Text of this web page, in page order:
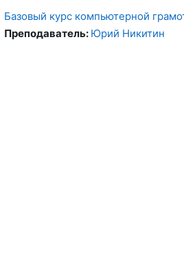
Базовый курс компьютерной
Преподаватель: Юрий Никитин